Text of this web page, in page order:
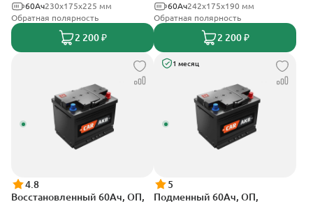
230x175x225 мм
60Ач
Обратная полярность
2 200 ₽
242х175х190 мм
60Ач
Обратная полярность
2 200 ₽
4.8
Восстановленный 60Ач, ОП,
1 месяц
5
Подменный 60Ач, ОП,